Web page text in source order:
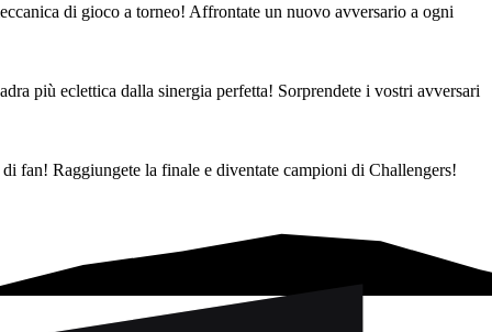
di gioco a torneo! Affrontate un nuovo avversario a ogni
più eclettica dalla sinergia perfetta! Sorprendete i vostri avversari
fan! Raggiungete la finale e diventate campioni di Challengers!